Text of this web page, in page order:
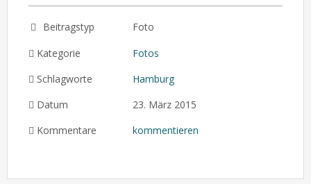
Beitragstyp
Foto
Kategorie
Fotos
Schlagworte
Hamburg
Datum
23. März 2015
Kommentare
kommentieren